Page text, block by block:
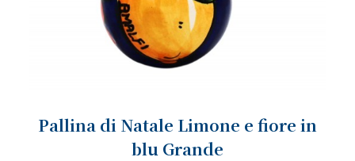
Pallina di Natale Limone e fiore in
blu Grande